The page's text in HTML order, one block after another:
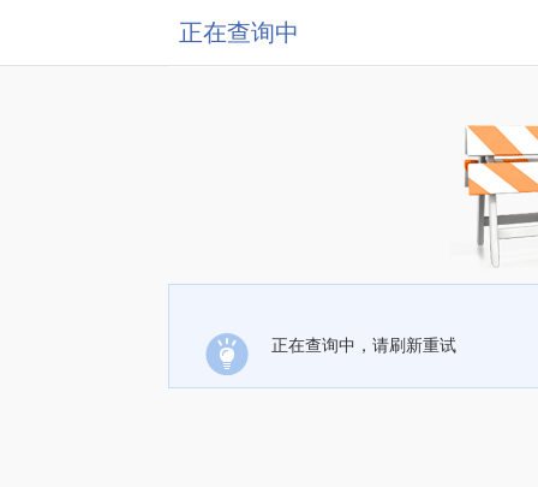
正在查询中
正在查询中，请刷新重试